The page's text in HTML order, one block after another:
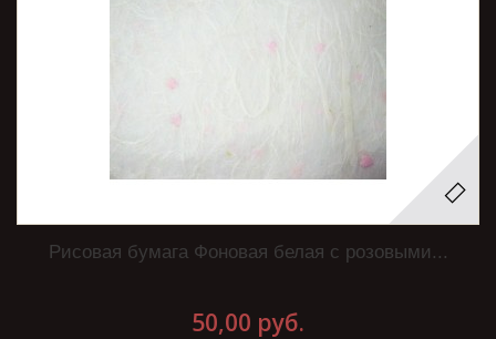
Рисовая бумага Фоновая белая с розовыми...
50,00 руб.